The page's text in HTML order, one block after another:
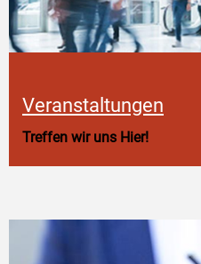
Veranstaltungen
Treffen wir uns Hier!